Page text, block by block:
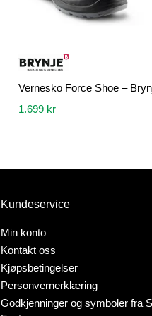
Vernesko Force Shoe –
1.699 kr
har
varianter.
kan
velges
på
Kundeservice
Min konto
Kontakt oss
Kjøpsbetingelser
Personvernerklæring
Godkjenninger og symboler fra